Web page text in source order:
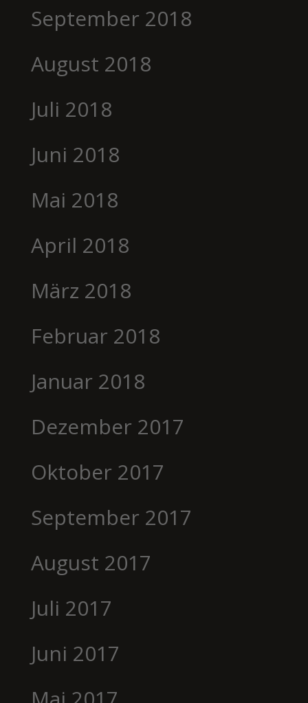
September 2018
August 2018
Juli 2018
Juni 2018
Mai 2018
April 2018
März 2018
Februar 2018
Januar 2018
Dezember 2017
Oktober 2017
September 2017
August 2017
Juli 2017
Juni 2017